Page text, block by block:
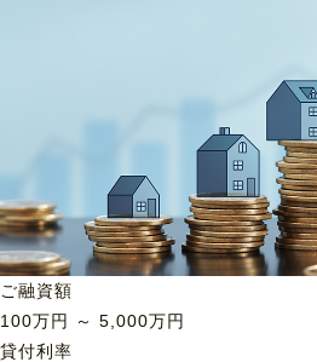
ご融資額
100万円 ～ 5,000万円
貸付利率